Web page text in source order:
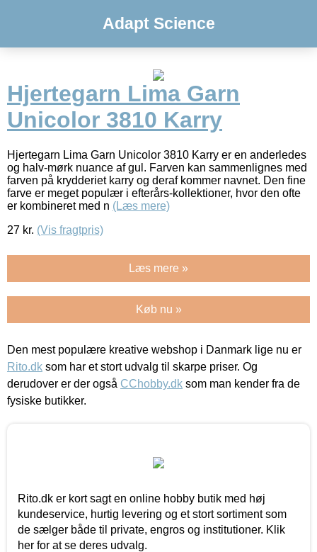
Adapt Science
Hjertegarn Lima Garn
Unicolor 3810 Karry
Hjertegarn Lima Garn Unicolor 3810 Karry er en anderledes
og halv-mørk nuance af gul. Farven kan sammenlignes med
farven på krydderiet karry og deraf kommer navnet. Den fine
farve er meget populær i efterårs-kollektioner, hvor den ofte
er kombineret med n (Læs mere)
27 kr. (Vis fragtpris)
Læs mere »
Køb nu »
Den mest populære kreative webshop i Danmark lige nu er
Rito.dk som har et stort udvalg til skarpe priser. Og
derudover er der også CChobby.dk som man kender fra de
fysiske butikker.
Rito.dk er kort sagt en online hobby butik med høj
kundeservice, hurtig levering og et stort sortiment som
de sælger både til private, engros og institutioner. Klik
her for at se deres udvalg.